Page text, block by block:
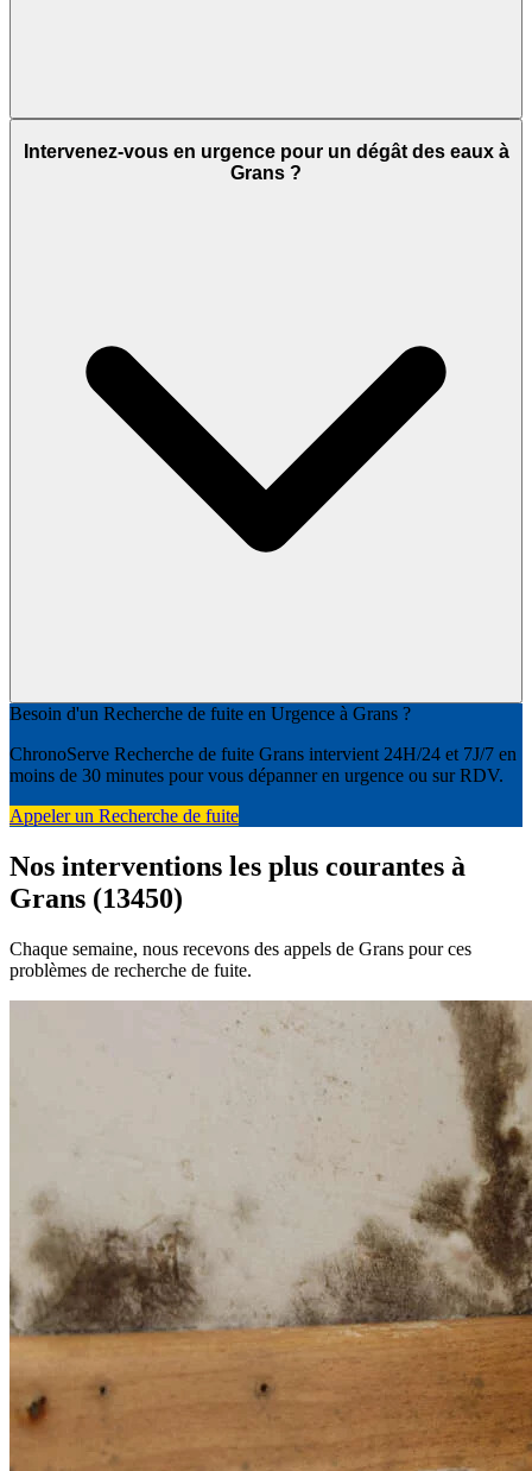
Intervenez-vous en urgence pour un dégât des eaux à
Grans ?
Besoin d'un Recherche de fuite en Urgence à Grans ?
ChronoServe Recherche de fuite Grans intervient 24H/24 et 7J/7 en
moins de 30 minutes pour vous dépanner en urgence ou sur RDV.
Appeler un Recherche de fuite
Nos interventions les plus courantes à
Grans (13450)
Chaque semaine, nous recevons des appels de Grans pour ces
problèmes de recherche de fuite.